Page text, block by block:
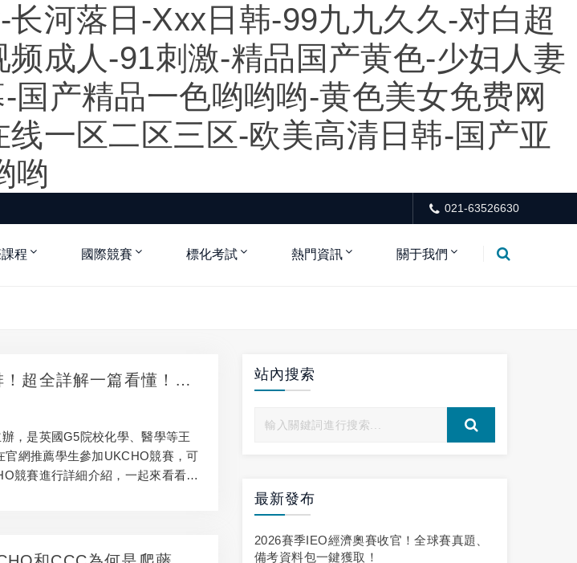
河落日-Xxx日韩-99九九久久-对白超
成人-91刺激-精品国产黄色-少妇人妻
产精品一色哟哟哟-黄色美女免费网
一区二区三区-欧美高清日韩-国产亚
哟
021-63526630
程 國際競賽 標化考試 熱門資訊 關于我們
超全詳解一篇看懂！附
，是英國G5院校化學、醫學等王
網推薦學生參加UKCHO競賽，可
競賽進行詳細介紹，一起來看看
站內搜索
最新發布
2026賽季IEO經濟奧賽收官！全球賽真題、
備考資料包一鍵獲取！